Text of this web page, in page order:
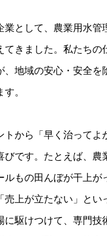
として、農業用水管
きました。私たちの
、地域の安心・安全を
。
トから「早く治ってよ
びです。たとえば、農
もの田んぼが干上が
上が立たない」とい
に駆けつけて、専門技